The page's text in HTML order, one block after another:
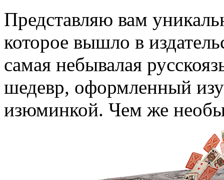
Представляю вам
которое вышло в
самая небывалая
шедевр, оформленный
изюминкой. Чем же